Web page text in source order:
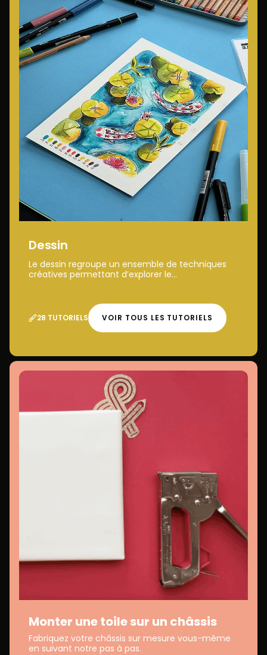
Dessin
Le dessin regroupe un ensemble de techniques
créatives permettant d’explorer le...
28 TUTORIELS VOIR TOUS LES TUTORIELS
Monter une toile sur un châssis
Fabriquez votre châssis sur mesure vous-même
en suivant notre pas à pas.